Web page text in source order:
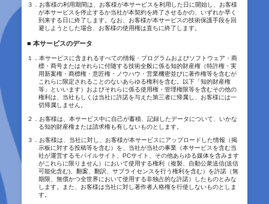
３．お客様の利用期間は、お客様が本サービスを利用した日に開始し、お客様
が本サービスを停止するか当社が本契約を終了させるかの、いずれか早く
到来する日に終了します。なお、お客様が本サービスの技術保護手段を回
避しようとした場合、お客様の使用権は直ちに終了します。
■ 本サービスのデータ
１．本サービスに含まれるすべての情報・プログラムおよびソフトウェア・商
標・商号またはそれらに付随する技術全般に係る知的財産権（特許権・実
用新案権・商標権・意匠権・ノウハウ・営業機密並びに著作権等を含むが
これらに限定されることのないあらゆる権利を含む。以下「知的財産権
等」といいます）およびそれらに係る使用権・管理権限等を含むその他の
権利は、当社もしくは当社に許諾を与えた第三者に帰属し、お客様には一
切帰属しません。
２．お客様は、本サービス中に自己が蓄積、記録したデータについて、いかな
る知的財産権または請求権も有しないものとします。
３．お客様は、当社に対し、お客様が本サービスにアップロードした情報（掲
示板に対する投稿等を含む）を、当社が当社の事業（本サービスを含む当
社が運営するモバイルサイト、PCサイト、その他あらゆる媒体を含みます
がこれらに限りません）において使用する権利（複製、自動公衆送信(送信
可能化含む)、翻案、翻訳、サブライセンスを行う権利を含む）を許諾（無
期限、無償かつ全世界において使用する非独占的な許諾）したものとみな
します。また、お客様は当社に対し著作者人格権を行使しないものとしま
す。